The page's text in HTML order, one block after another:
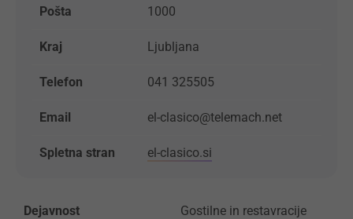
Pošta 1000
Kraj Ljubljana
Telefon 041 325505
Email el-clasico@telemach.net
Spletna stran el-clasico.si
Dejavnost Gostilne in restavracije